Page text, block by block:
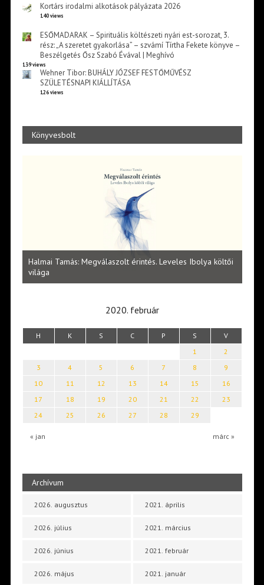
Kortárs irodalmi alkotások pályázata 2026
140 views
ESŐMADARAK – Spirituális költészeti nyári est-sorozat, 3.
rész: „A szeretet gyakorlása” – szvámí Tírtha Fekete könyve –
Beszélgetés Ősz Szabó Évával | Meghívó
139 views
Wehner Tibor: BUHÁLY JÓZSEF FESTŐMŰVÉSZ
SZÜLETÉSNAPI KIÁLLÍTÁSA
126 views
Könyvesbolt
Halmai Tamás: Megválaszolt érintés. Leveles Ibolya költői
világa
2020. február
H K S C P S V
« jan márc »
1
2
3
4 5 6 7 8
9
10
11 12 13 14 15
16
17
18 19 20 21 22
23
24
25 26 27 28 29
Archívum
2026. augusztus
2026. július
2026. június
2026. május
2021. április
2021. március
2021. február
2021. január